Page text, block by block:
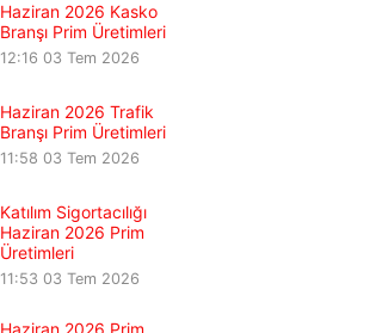
Haziran 2026 Kasko
Branşı Prim Üretimleri
12:16 03 Tem 2026
Haziran 2026 Trafik
Branşı Prim Üretimleri
11:58 03 Tem 2026
Katılım Sigortacılığı
Haziran 2026 Prim
Üretimleri
11:53 03 Tem 2026